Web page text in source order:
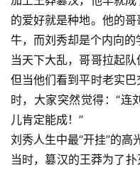
的爱好就是种地。他的
牛，而刘秀却是个内向的
当天下大乱，哥哥拉起队
但当他们看到平时老实
时，大家突然觉得：“连
儿肯定能成！”
刘秀人生中最“开挂”的高
当时，篡汉的王莽为了